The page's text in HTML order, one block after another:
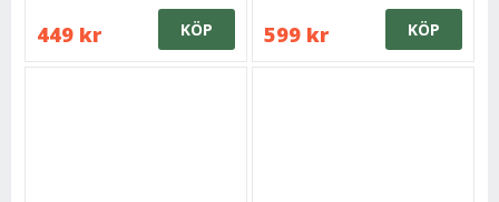
449 kr KÖP 599 kr KÖP